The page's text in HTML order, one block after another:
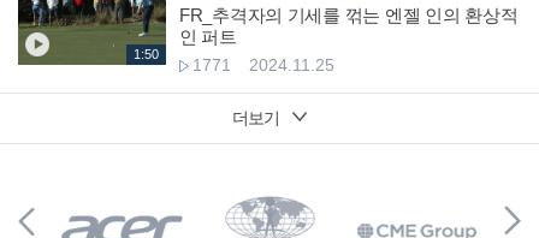
1:50
FR_추격자의 기세를 꺾는 엔젤 인의 환상적
인 퍼트
1771 2024.11.25
더보기